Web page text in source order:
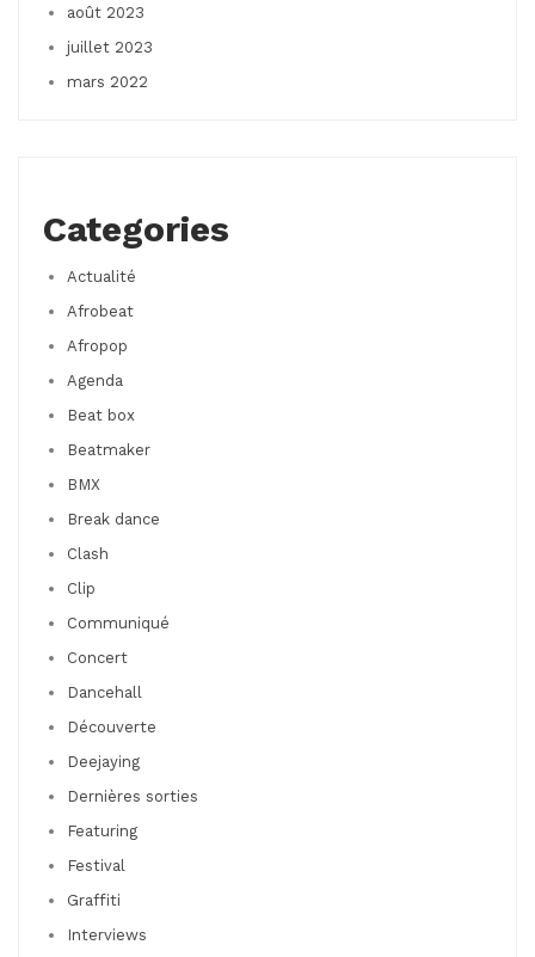
août 2023
juillet 2023
mars 2022
Categories
Actualité
Afrobeat
Afropop
Agenda
Beat box
Beatmaker
BMX
Break dance
Clash
Clip
Communiqué
Concert
Dancehall
Découverte
Deejaying
Dernières sorties
Featuring
Festival
Graffiti
Interviews